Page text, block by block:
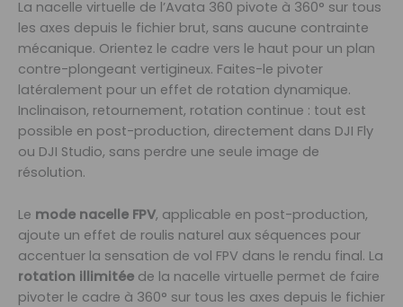
La nacelle virtuelle de l’Avata 360 pivote à 360° sur tous
les axes depuis le fichier brut, sans aucune contrainte
mécanique. Orientez le cadre vers le haut pour un plan
contre-plongeant vertigineux. Faites-le pivoter
latéralement pour un effet de rotation dynamique.
Inclinaison, retournement, rotation continue : tout est
possible en post-production, directement dans DJI Fly
ou DJI Studio, sans perdre une seule image de
résolution.
Le mode nacelle FPV, applicable en post-production,
ajoute un effet de roulis naturel aux séquences pour
accentuer la sensation de vol FPV dans le rendu final. La
rotation illimitée de la nacelle virtuelle permet de faire
pivoter le cadre à 360° sur tous les axes depuis le fichier